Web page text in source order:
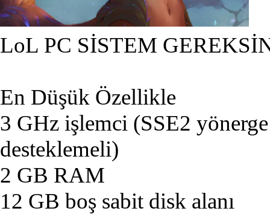
LoL PC SİSTEM
En Düşük Özellikle
3 GHz işlemci (SSE2
desteklemeli)
2 GB RAM
12 GB boş sabit disk alanı